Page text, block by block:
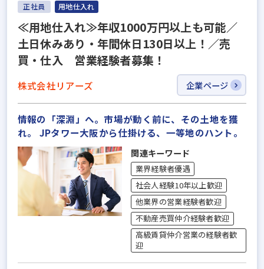
正社員 用地仕入れ
≪用地仕入れ≫年収1000万円以上も可能／
土日休みあり・年間休日130日以上！／売
買・仕入 営業経験者募集！
株式会社リアーズ 企業ページ
情報の「深淵」へ。市場が動く前に、その土地を獲
れ。 JPタワー大阪から仕掛ける、一等地のハント。
関連キーワード
業界経験者優遇
社会人経験10年以上歓迎
他業界の営業経験者歓迎
不動産売買仲介経験者歓迎
高級賃貸仲介営業の経験者歓
迎